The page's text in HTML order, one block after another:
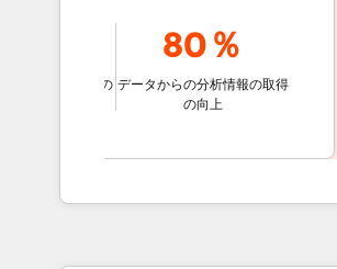
80％
データからの分析情報の取得